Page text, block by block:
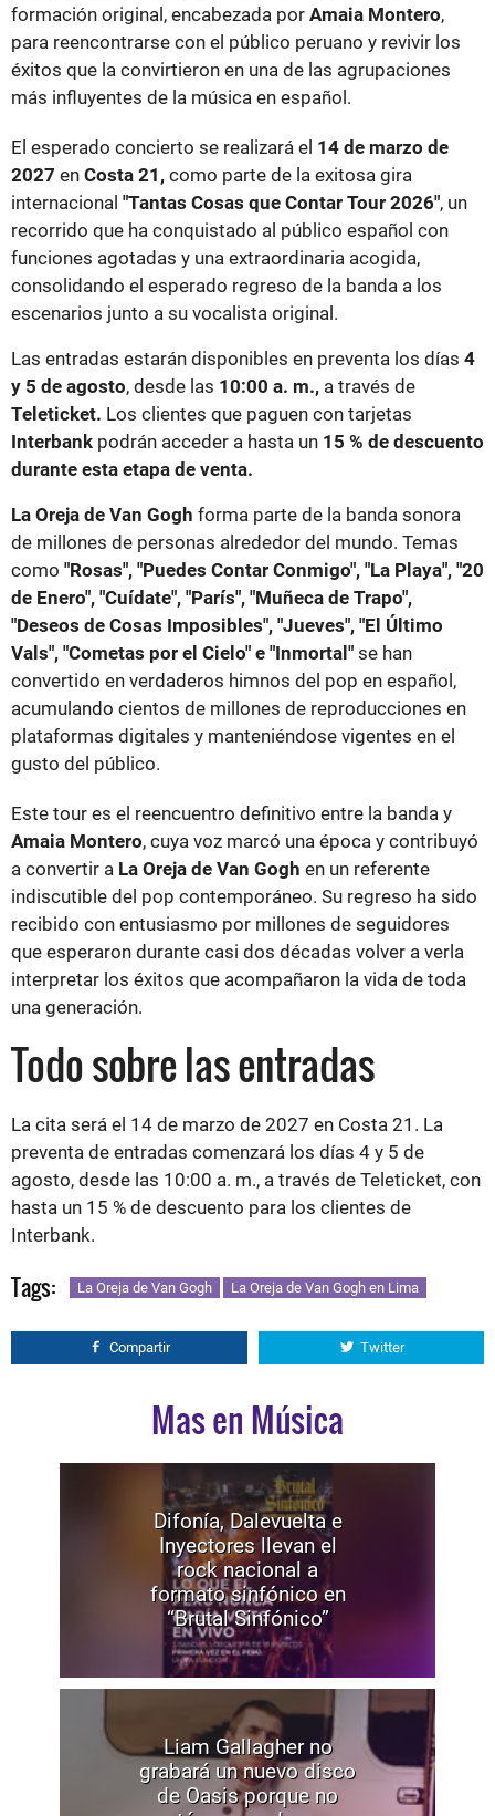
formación original, encabezada por Amaia Montero,
para reencontrarse con el público peruano y revivir los
éxitos que la convirtieron en una de las agrupaciones
más influyentes de la música en español.
El esperado concierto se realizará el 14 de marzo de
2027 en Costa 21, como parte de la exitosa gira
internacional "Tantas Cosas que Contar Tour 2026", un
recorrido que ha conquistado al público español con
funciones agotadas y una extraordinaria acogida,
consolidando el esperado regreso de la banda a los
escenarios junto a su vocalista original.
Las entradas estarán disponibles en preventa los días 4
y 5 de agosto, desde las 10:00 a. m., a través de
Teleticket. Los clientes que paguen con tarjetas
Interbank podrán acceder a hasta un 15 % de descuento
durante esta etapa de venta.
La Oreja de Van Gogh forma parte de la banda sonora
de millones de personas alrededor del mundo. Temas
como "Rosas", "Puedes Contar Conmigo", "La Playa", "20
de Enero", "Cuídate", "París", "Muñeca de Trapo",
"Deseos de Cosas Imposibles", "Jueves", "El Último
Vals", "Cometas por el Cielo" e "Inmortal" se han
convertido en verdaderos himnos del pop en español,
acumulando cientos de millones de reproducciones en
plataformas digitales y manteniéndose vigentes en el
gusto del público.
Este tour es el reencuentro definitivo entre la banda y
Amaia Montero, cuya voz marcó una época y contribuyó
a convertir a La Oreja de Van Gogh en un referente
indiscutible del pop contemporáneo. Su regreso ha sido
recibido con entusiasmo por millones de seguidores
que esperaron durante casi dos décadas volver a verla
interpretar los éxitos que acompañaron la vida de toda
una generación.
Todo sobre las entradas
La cita será el 14 de marzo de 2027 en Costa 21. La
preventa de entradas comenzará los días 4 y 5 de
agosto, desde las 10:00 a. m., a través de Teleticket, con
hasta un 15 % de descuento para los clientes de
Interbank.
Tags: La Oreja de Van Gogh La Oreja de Van Gogh en Lima
Compartir Twitter
Mas en Música
Difonía, Dalevuelta e
Inyectores llevan el
rock nacional a
formato sinfónico en
“Brutal Sinfónico”
Liam Gallagher no
grabará un nuevo disco
de Oasis porque no